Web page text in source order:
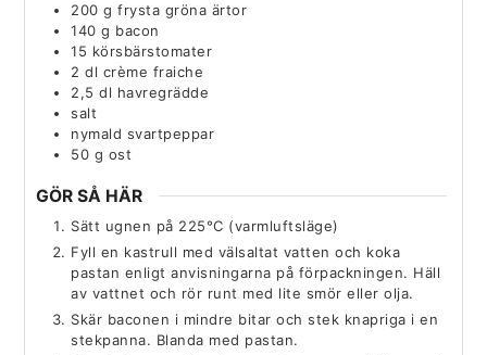
200 g frysta gröna ärtor
140 g bacon
15 körsbärstomater
2 dl crème fraiche
2,5 dl havregrädde
salt
nymald svartpeppar
50 g ost
GÖR SÅ HÄR
Sätt ugnen på 225°C (varmluftsläge)
Fyll en kastrull med välsaltat vatten och koka
pastan enligt anvisningarna på förpackningen. Häll
av vattnet och rör runt med lite smör eller olja.
Skär baconen i mindre bitar och stek knapriga i en
stekpanna. Blanda med pastan.